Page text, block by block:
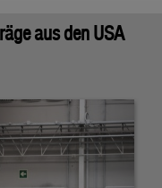
aus den USA